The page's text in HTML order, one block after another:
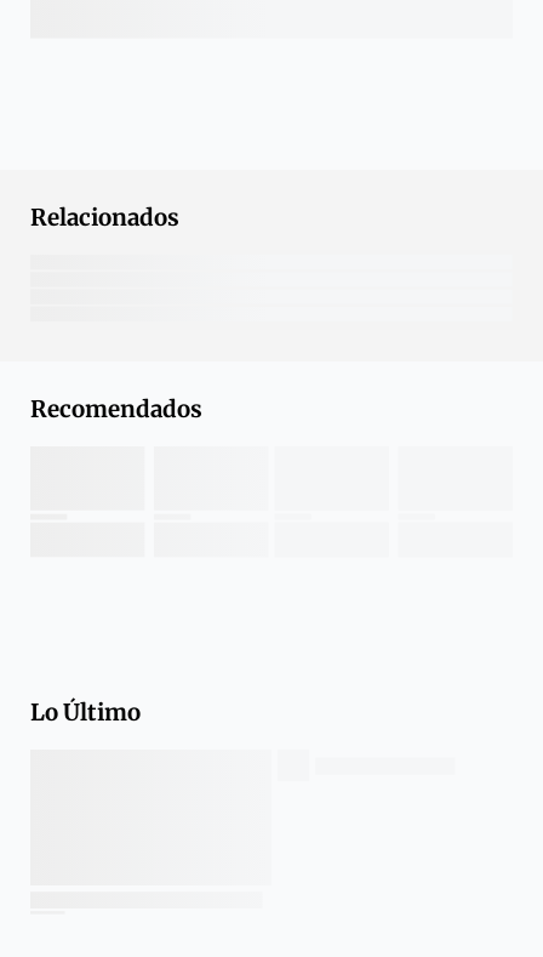
Relacionados
Recomendados
Lo Último